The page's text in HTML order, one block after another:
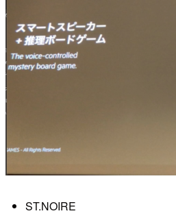
ST.NOIRE